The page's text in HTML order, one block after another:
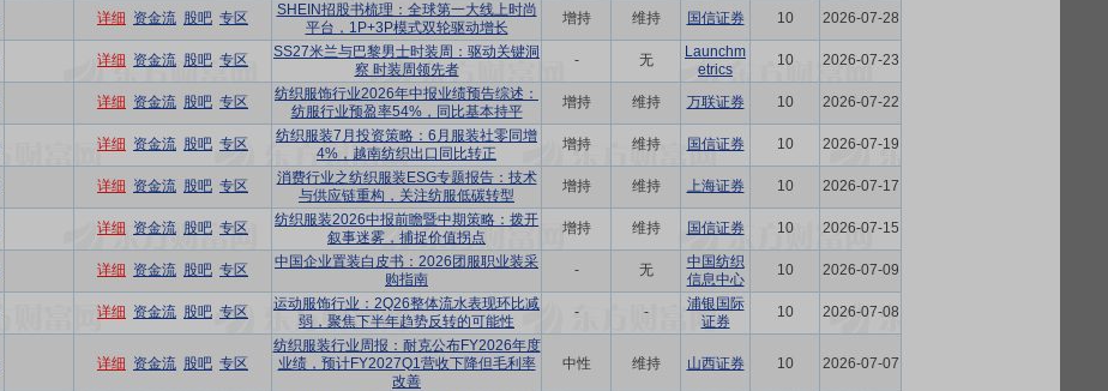
详细 资金流 股吧 专区
SHEIN招股书梳理：全球第一大线上时尚
平台，1P+3P模式双轮驱动增长
增持 维持 国信证券 10 2026-07-28
详细 资金流 股吧 专区
SS27米兰与巴黎男士时装周：驱动关键洞
察 时装周领先者
- 无
Launchm
etrics
10 2026-07-23
详细 资金流 股吧 专区
纺织服饰行业2026年中报业绩预告综述：
纺服行业预盈率54%，同比基本持平
增持 维持 万联证券 10 2026-07-22
详细 资金流 股吧 专区
纺织服装7月投资策略：6月服装社零同增
4%，越南纺织出口同比转正
增持 维持 国信证券 10 2026-07-19
详细 资金流 股吧 专区
消费行业之纺织服装ESG专题报告：技术
与供应链重构，关注纺服低碳转型
增持 维持 上海证券 10 2026-07-17
详细 资金流 股吧 专区
纺织服装2026中报前瞻暨中期策略：拨开
叙事迷雾，捕捉价值拐点
增持 维持 国信证券 10 2026-07-15
详细 资金流 股吧 专区
中国企业置装白皮书：2026团服职业装采
购指南
- 无
中国纺织
信息中心
10 2026-07-09
详细 资金流 股吧 专区
运动服饰行业：2Q26整体流水表现环比减
弱，聚焦下半年趋势反转的可能性
- -
浦银国际
证券
10 2026-07-08
详细 资金流 股吧 专区
纺织服装行业周报：耐克公布FY2026年度
业绩，预计FY2027Q1营收下降但毛利率
改善
中性 维持 山西证券 10 2026-07-07